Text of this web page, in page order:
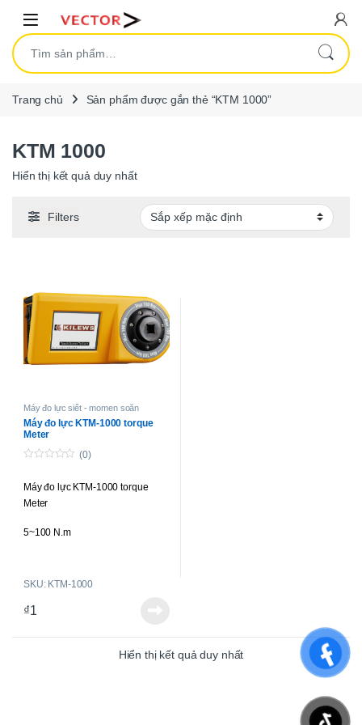
Open
Tìm kiếm:
Trang chủ Sản phẩm được gắn thẻ “KTM 1000”
KTM 1000
Hiển thị kết quả duy nhất
Filters
Máy đo lực siết - momen soắn
Máy đo lực KTM-1000 torque
Meter
u
o
(0)
Máy đo lực KTM-1000 torque
Meter
5~100 N.m
SKU: KTM-1000
₫1
Hiển thị kết quả duy nhất